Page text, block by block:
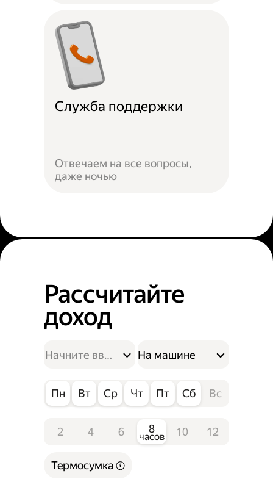
Служба поддержки
Отвечаем на все вопросы,
даже ночью
Рассчитайте
доход
На машине
Пн Вт Ср Чт Пт Сб Вс
2 4 6 8
часов 10 12
Термосумка